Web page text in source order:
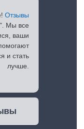
Отзывы
Мы все
ваши
и стать
лучше.